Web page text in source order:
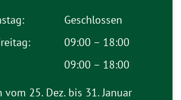
Geschlossen
09:00 – 18:00
09:00 – 18:00
25. Dez. bis 31. Januar